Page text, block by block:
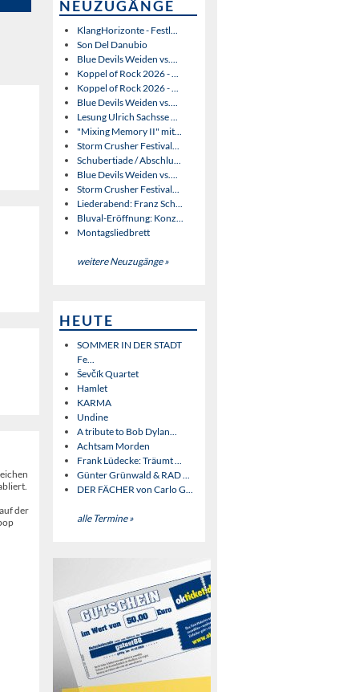
der
NEUZUGÄNGE
KlangHorizonte - Festl...
Son Del Danubio
Blue Devils Weiden vs....
Koppel of Rock 2026 - ...
Koppel of Rock 2026 - ...
Blue Devils Weiden vs....
Lesung Ulrich Sachsse ...
"Mixing Memory II" mit...
Storm Crusher Festival...
Schubertiade / Abschlu...
Blue Devils Weiden vs....
Storm Crusher Festival...
Liederabend: Franz Sch...
Bluval-Eröffnung: Konz...
Montagsliedbrett
weitere Neuzugänge »
HEUTE
SOMMER IN DER STADT
Fe...
Ševčík Quartet
Hamlet
KARMA
Undine
A tribute to Bob Dylan...
Achtsam Morden
Frank Lüdecke: Träumt ...
Günter Grünwald & RAD ...
DER FÄCHER von Carlo G...
alle Termine »